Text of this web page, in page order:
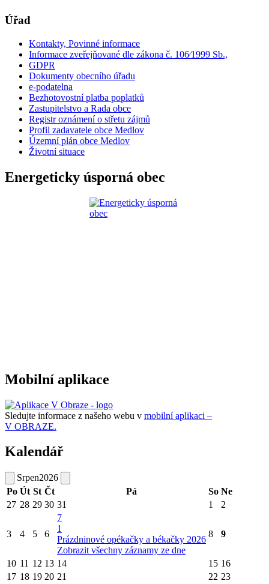
Úřad
Kontakty, Povinné informace
Informace zveřejňované dle zákona č. 106⁄1999 Sb.,
GDPR
Dokumenty obecního úřadu
e-podatelna
Bezhotovostní platba poplatků
Zastupitelstvo a Rada obce
Registr oznámení o střetu zájmů
Profil zadavatele obce Medlov
Územní plán obce Medlov
Životní situace
Energeticky úsporná obec
Mobilní aplikace
Sledujte informace z našeho webu v mobilní aplikaci –
V OBRAZE.
Kalendář
Srpen2026
Po Út St Čt Pá So Ne
27 28 29 30 31 1 2
3 4 5 6
7
1
Prázdninové opékačky a békačky 2026
Zobrazit všechny záznamy ze dne
8 9
10 11 12 13 14 15 16
17 18 19 20 21 22 23